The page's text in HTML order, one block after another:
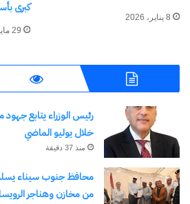
السفير الإيطالي يحتفل بمرور
200 عام على العلاقات
في "عالم"
ضمن “خطة
تدرب
هذا المجال
القومي لثقافة يكرم الأمهات
المثاليات في ختام ليالي “أهلا
رمضان” بالحديقة الثقافية
8 يناير، 2026
كبرى
29 مايو، 2026
رئيس الوزراء يتابع
خلال يوليو الماضي
منذ 37 دقيقة
محافظ جنوب سيناء
من مخازن وهناجر